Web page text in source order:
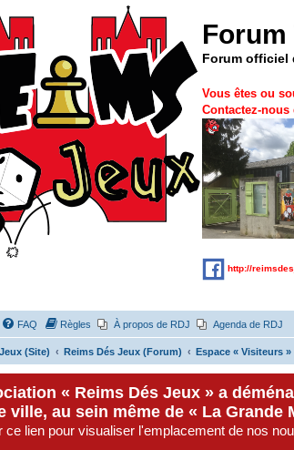
Forum
Forum officiel
Vous êtes ou
Contactez-
http://
FAQ Règles À propos de RDJ Agenda de RDJ
(Site) Reims Dés Jeux (Forum) Espace « Visiteurs
« Reims Dés Jeux » a
ville, au sein même de « La Grande
ce lien pour visualiser l'emplacement de nos